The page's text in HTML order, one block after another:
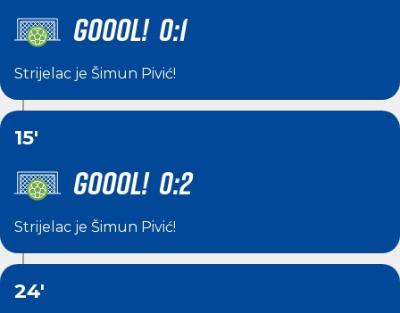
GOOOL! 0:1
Strijelac je Šimun Pivić!
15'
GOOOL! 0:2
Strijelac je Šimun Pivić!
24'